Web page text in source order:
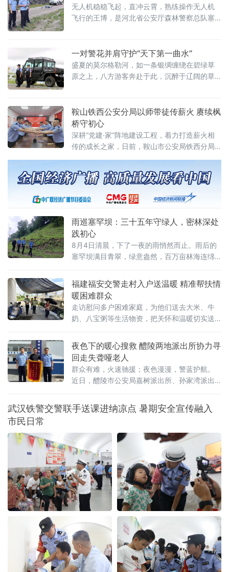
无人机稳稳飞起，直冲云霄，熟练操作无人机
飞行的王博，是河北省公安厅森林警察总队塞
一对警花并肩守护“天下第一曲水”
盛夏的莫尔格勒河，如一条银绸缠绕在碧绿草
原之上，八方游客奔赴于此，沉醉于辽阔的草
连不断。她们扛起执勤重任，守护万千游客的
旅途平安。她们是新警刘丰婧，辅警刘红艳，
莫尔格勒河景区警务室的警花搭档。刚入警不
久的刘丰婧，主动走出办公室，扎根景区一线
鞍山铁西公安分局以师带徒传薪火 赓续枫
桥守初心
深耕“党建·家”阵地建设工程，着力打造薪火相
传的成长之家，日前，鞍山市公安局铁西分局
师徒结对“传帮带”拜师仪式。现场气氛庄重而热
烈，既是一次警营精神的薪火传承，也是一次
初心使命的淬炼升华，有效凝聚队伍向心力、
激发青年民警干事创业的奋进力量。 在党员活
晓峰介绍了结对师父的岗位职责与
雨巡塞罕坝：三十五年守绿人，密林深处
践初心
8月4日清晨，下了一夜的雨悄然而止。雨后的
塞罕坝满目青翠，绿意盎然，百万亩林海连绵
铁锨绳索，准备出发！”8时30分，河北省公安
厅森林警察总队塞罕坝支队大唤起派出所所长
史云平带领民警范旭佳、李佳淼开车出发，开
始了当天的巡逻工作。
福建福安交警走村入户送温暖 精准帮扶情
暖困难群众
走访慰问多户困难家庭，为他们送去大米、牛
奶、八宝粥等生活物资，把关怀和温暖切实送
中粮油储备和日常饮食情况，详细了解群众实
际生活状况。民警与老人促膝交谈，关切询问
身体健康状况和衣食照料等细节，耐心倾听群
众在生活中遇到的烦
夜色下的暖心搜救 醴陵两地派出所协力寻
回走失聋哑老人
群众有难，火速驰援；夜色漫漫，警蓝护航。
近日，醴陵市公安局嘉树派出所、孙家湾派出
哑老人，用快速响应与持续搜寻守护群众平
安，生动诠释警民一家亲的暖心故事。7月29日
助，称家中聋哑老人不慎走失。老人无法与人
正常沟通，不熟悉周边路况，家属四处搜寻无
果，内心焦急万分。警情就是命令。
武汉铁警交警联手送课进纳凉点 暑期安全宣传融入
市民日常